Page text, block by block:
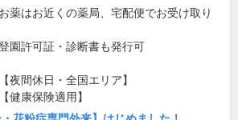
お薬はお近くの薬局、宅配便でお受け取り
園許可証・診断書も発行可
【夜間休日・全国エリア】
【健康保険適用】